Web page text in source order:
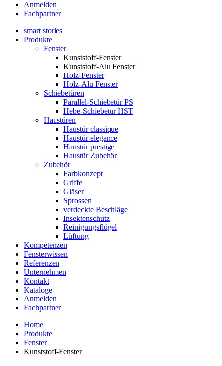
Anmelden
Fachpartner
smart stories
Produkte
Fenster
Kunststoff-Fenster
Kunststoff-Alu Fenster
Holz-Fenster
Holz-Alu Fenster
Schiebetüren
Parallel-Schiebetür PS
Hebe-Schiebetür HST
Haustüren
Haustür classique
Haustür elegance
Haustür prestige
Haustür Zubehör
Zubehör
Farbkonzept
Griffe
Gläser
Sprossen
verdeckte Beschläge
Insektenschutz
Reinigungsflügel
Lüftung
Kompetenzen
Fensterwissen
Referenzen
Unternehmen
Kontakt
Kataloge
Anmelden
Fachpartner
Home
Produkte
Fenster
Kunststoff-Fenster